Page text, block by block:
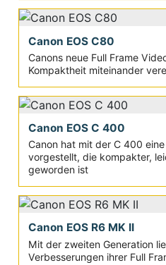
Canon EOS C80
Canons neue Full Frame
Kompaktheit miteinander
Canon EOS C 400
Canon hat mit der C 400
vorgestellt, die kompakter,
geworden ist
Canon EOS R6 MK II
Mit der zweiten Generation
Verbesserungen ihrer Full